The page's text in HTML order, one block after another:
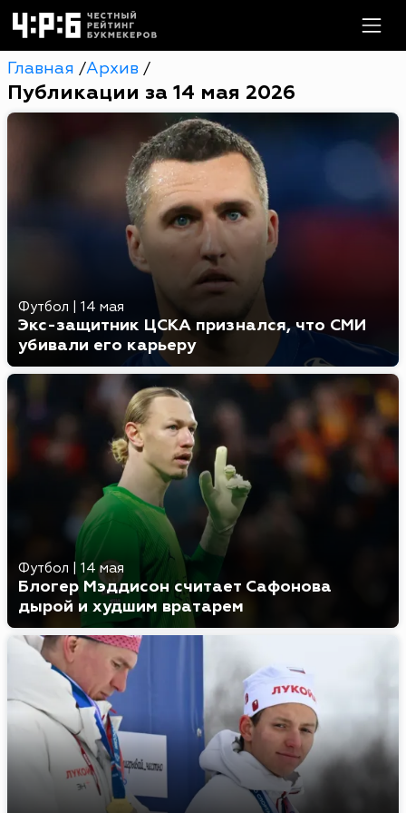
Главная /Архив /
Публикации за 14 мая 2026
Футбол 14 мая
Экс-защитник ЦСКА признался, что СМИ
убивали его карьеру
Футбол | 14 мая
Блогер Мэддисон считает Сафонова
дырой и худшим вратарем